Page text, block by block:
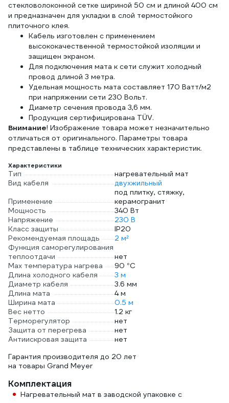
стекловолоконной сетке шириной 50 см и длиной 400 см
и предназначен для укладки в слой термостойкого
плиточного клея.
Кабель изготовлен с применением
высококачественной термостойкой изоляции и
защищен экраном.
Для подключения мата к сети служит холодный
провод длиной 3 метра.
Удельная мощность мата составляет 170 Ватт/м2
при напряжении сети 230 Вольт.
Диаметр сечения провода 3,6 мм.
Продукция сертифицирована TÜV.
Внимание! Изображение товара может незначительно
отличаться от оригинального. Параметры товара
представлены в таблице технических характеристик.
Характеристики
Тип
нагревательный мат
Вид кабеля
двухжильный
Применение
под плитку, стяжку,
керамогранит
Мощность
340 Вт
Напряжение
230 В
Класс защиты
IP20
Рекомендуемая площадь
2 м²
Функция саморегулирования
теплоотдачи
нет
Max температура нагрева
90 °С
Длина холодного кабеля
3 м
Диаметр кабеля
3.6 мм
Длина мата
4 м
Ширина мата
0.5 м
Вес нетто
1.2 кг
Терморегулятор
нет
Защита от перегрева
нет
Антиискровая защита
нет
Гарантия производителя до 20 лет
на товары Grand Meyer
Комплектация
Нагревательный мат в заводской упаковке с